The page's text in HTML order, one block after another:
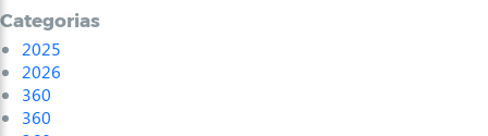
Categorias
2025
2026
360
360